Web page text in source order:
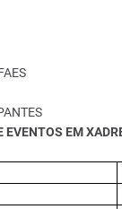
EVENTOS EM